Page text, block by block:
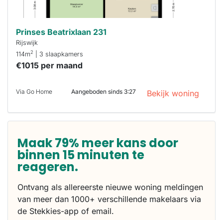
Prinses Beatrixlaan 231
Rijswijk
114m2 | 3 slaapkamers
€1015 per maand
Via Go Home Aangeboden sinds 3:27 Bekijk woning
Maak 79% meer kans door
binnen 15 minuten te
reageren.
Ontvang als allereerste nieuwe woning meldingen
van meer dan 1000+ verschillende makelaars via
de Stekkies-app of email.